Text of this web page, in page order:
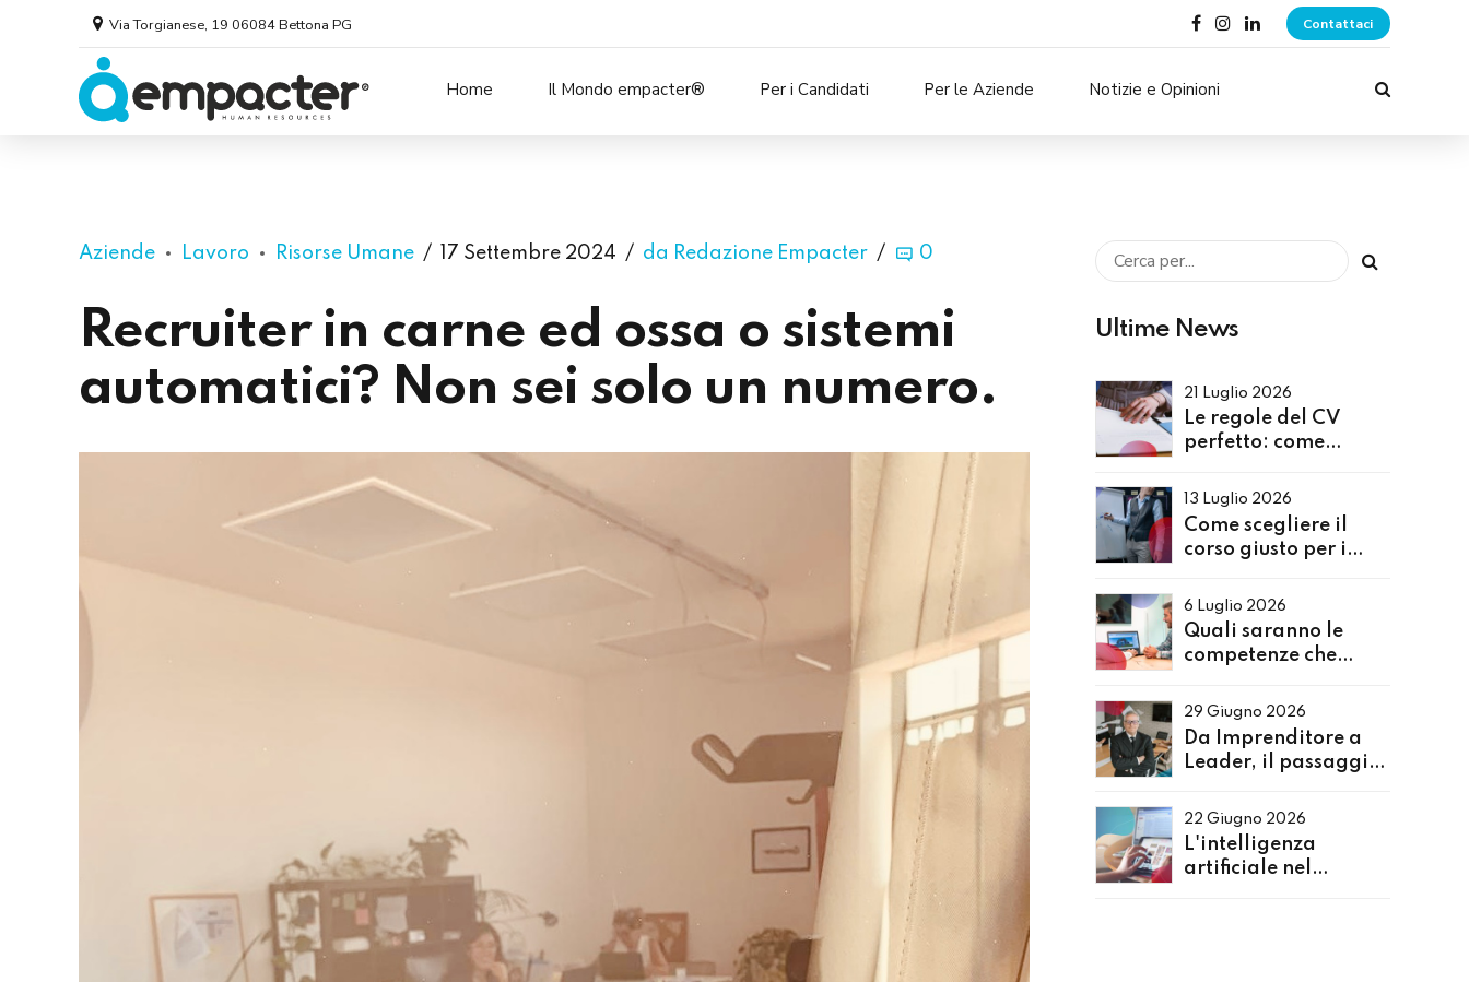
Via Torgianese, 19 06084 Bettona PG Contattaci
Home Il Mondo empacter® Per i Candidati Per le Aziende Notizie e Opinioni
Aziende Lavoro Risorse Umane 17 Settembre 2024 da Redazione Empacter 0
Recruiter in carne ed ossa o sistemi
automatici? Non sei solo un numero.
Ultime News
21 Luglio 2026
Le regole del CV
perfetto: come
ai Recruiter
13 Luglio 2026
Come scegliere il
corso giusto per i
6 Luglio 2026
Quali saranno le
competenze che
Aziende nei prossimi
5 anni?
29 Giugno 2026
Da Imprenditore a
Leader, il passaggio
22 Giugno 2026
L'intelligenza
artificiale nel